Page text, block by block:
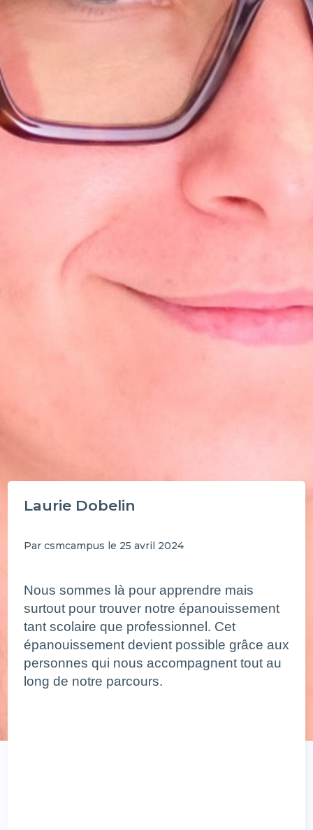
Laurie Dobelin
Par csmcampus le 25 avril 2024
Nous sommes là pour apprendre mais
surtout pour trouver notre épanouissement
tant scolaire que professionnel. Cet
épanouissement devient possible grâce aux
personnes qui nous accompagnent tout au
long de notre parcours.